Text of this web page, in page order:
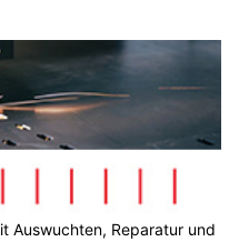
Auswuchten, Reparatur und